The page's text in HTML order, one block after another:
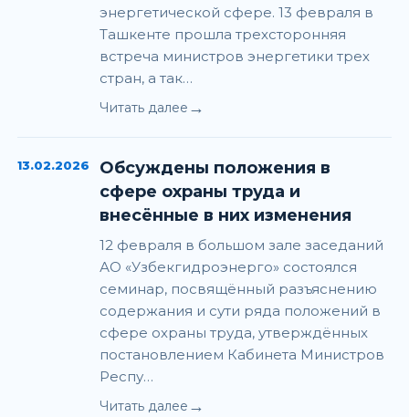
энергетической сфере. 13 февраля в
Ташкенте прошла трехсторонняя
встреча министров энергетики трех
стран, а так…
Читать далее →
13.02.2026
Обсуждены положения в
сфере охраны труда и
внесённые в них изменения
12 февраля в большом зале заседаний
АО «Узбекгидроэнерго» состоялся
семинар, посвящённый разъяснению
содержания и сути ряда положений в
сфере охраны труда, утверждённых
постановлением Кабинета Министров
Респу…
Читать далее →